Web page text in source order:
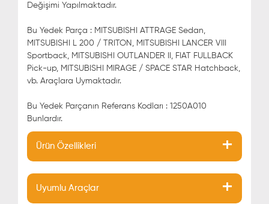
Değişimi Yapılmaktadır.
Bu Yedek Parça : MITSUBISHI ATTRAGE Sedan,
MITSUBISHI L 200 / TRITON, MITSUBISHI LANCER VIII
Sportback, MITSUBISHI OUTLANDER II, FIAT FULLBACK
Pick-up, MITSUBISHI MIRAGE / SPACE STAR Hatchback,
vb. Araçlara Uymaktadır.
Bu Yedek Parçanın Referans Kodları : 1250A010
Bunlardır.
Ürün Özellikleri
Uyumlu Araçlar